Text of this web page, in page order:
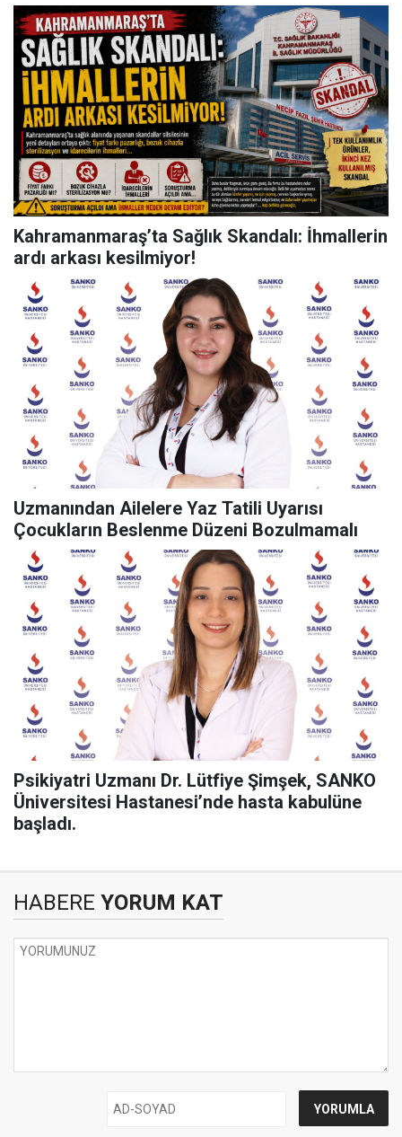
Kahramanmaraş’ta Sağlık Skandalı: İhmallerin
ardı arkası kesilmiyor!
Uzmanından Ailelere Yaz Tatili Uyarısı
Çocukların Beslenme Düzeni Bozulmamalı
Psikiyatri Uzmanı Dr. Lütfiye Şimşek, SANKO
Üniversitesi Hastanesi’nde hasta kabulüne
başladı.
HABERE YORUM KAT